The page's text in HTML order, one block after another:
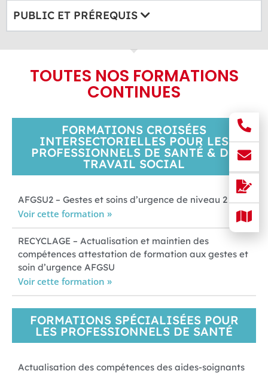
PUBLIC ET PRÉREQUIS
TOUTES NOS FORMATIONS
CONTINUES
FORMATIONS CROISÉES
INTERSECTORIELLES POUR LES
PROFESSIONNELS DE SANTÉ & DU
TRAVAIL SOCIAL
AFGSU2 – Gestes et soins d’urgence de niveau 2
Voir cette formation »
RECYCLAGE – Actualisation et maintien des
compétences attestation de formation aux gestes et
soin d’urgence AFGSU
Voir cette formation »
FORMATIONS SPÉCIALISÉES POUR
LES PROFESSIONNELS DE SANTÉ
Actualisation des compétences des aides-soignants